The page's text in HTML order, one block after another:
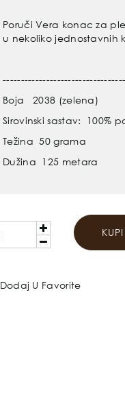
Poruči Vera konac za
u nekoliko jednostavnih
Boja 2038 (zelena)
Sirovinski sastav: 100%
Težina 50 grama
Dužina 125 metara
Dodaj U Favorite